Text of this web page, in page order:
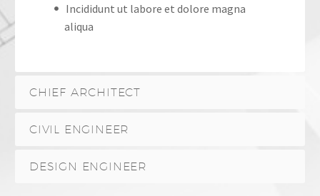
Incididunt ut labore et dolore magna
aliqua
CHIEF ARCHITECT
CIVIL ENGINEER
DESIGN ENGINEER